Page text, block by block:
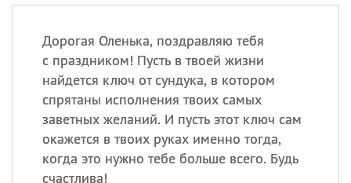
Дорогая Оленька, поздравляю тебя
с праздником! Пусть в твоей жизни
найдется ключ от сундука, в котором
спрятаны исполнения твоих самых
заветных желаний. И пусть этот ключ сам
окажется в твоих руках именно тогда,
когда это нужно тебе больше всего. Будь
счастлива!